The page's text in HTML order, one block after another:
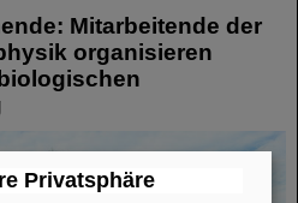
Mitarbeitende der
organisieren
Privatsphäre